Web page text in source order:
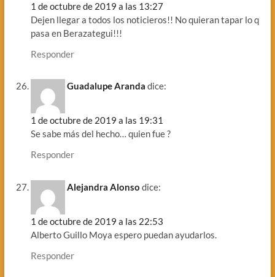
1 de octubre de 2019 a las 13:27
Dejen llegar a todos los noticieros!! No quieran tapar lo q
pasa en Berazategui!!!
Responder
Guadalupe Aranda dice:
1 de octubre de 2019 a las 19:31
Se sabe más del hecho… quien fue ?
Responder
Alejandra Alonso dice:
1 de octubre de 2019 a las 22:53
Alberto Guillo Moya espero puedan ayudarlos.
Responder